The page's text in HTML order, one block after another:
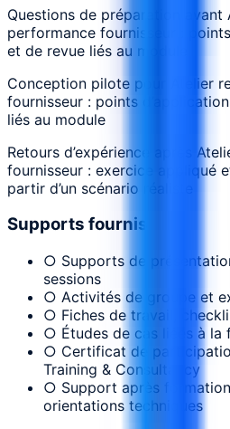
Questions de préparation avant
performance fournisseur :
et de revue liés au module
Conception pilote pour Atelier
fournisseur : points
liés au module
Retours d’expérience après
fournisseur : exercice appliqué
partir d’un scénario réaliste
Supports fournis
○ Supports de
sessions
○ Activités de groupe et
○ Fiches de travail,
○ Études de cas liées à la
○ Certificat de
Training & Consultancy
○ Support après
orientations techniques